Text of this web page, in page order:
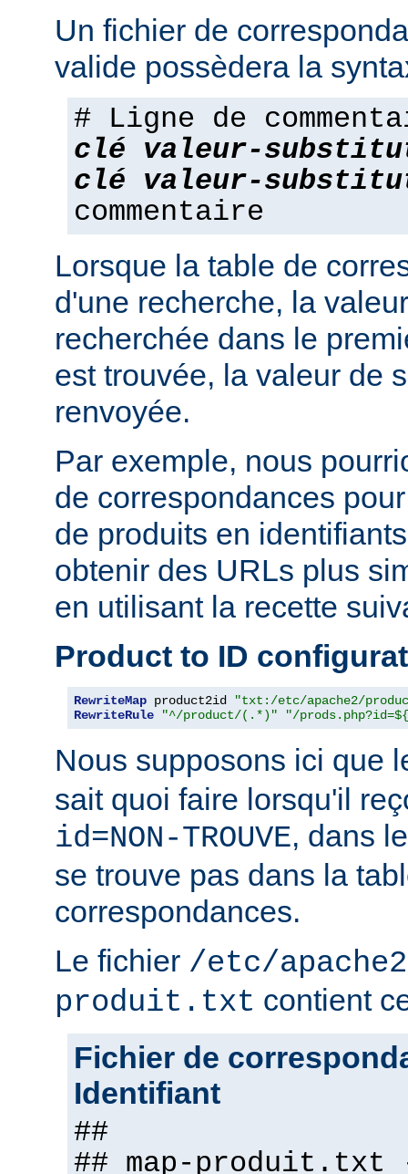
Un fichier de
valide possèdera la
# Ligne de
clé
valeur-
clé
valeur-
commentaire
Lorsque la table de
d'une recherche, la
recherchée dans le
est trouvée, la valeur de
renvoyée.
Par exemple, nous
de correspondances
de produits en
obtenir des URLs plus
en utilisant la recette
Product to ID
RewriteMap product2id
"txt:/etc/apache2/
RewriteRule
"^/product/(.*)" "/
Nous supposons ici que
sait quoi faire lorsqu'il
id=NON-TROUVE, dans
se trouve pas dans la
correspondances.
Le fichier /etc/
produit.txt contient
Fichier de
Identifiant
##
## map-